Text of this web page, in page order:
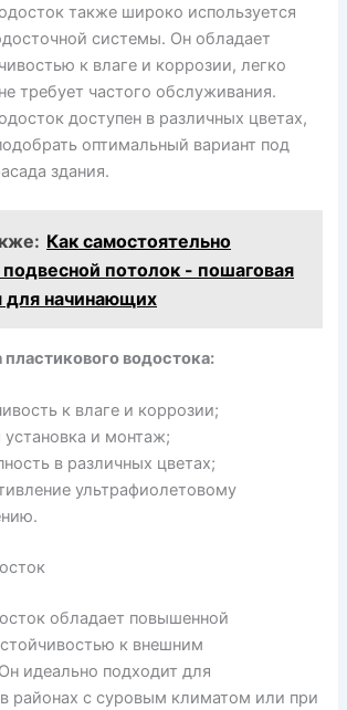
также широко используется
системы. Он обладает
к влаге и коррозии, легко
требует частого обслуживания.
доступен в различных цветах,
оптимальный вариант под
здания.
Как самостоятельно
подвесной потолок - пошаговая
для начинающих
водостока:
к влаге и коррозии;
установка и монтаж;
в различных цветах;
ультрафиолетовому
обладает повышенной
к внешним
идеально подходит для
районах с суровым климатом или при